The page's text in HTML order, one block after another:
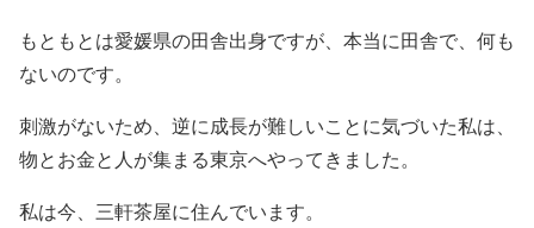
もともとは愛媛県の田舎出身ですが、本当に田舎で、何も
ないのです。
刺激がないため、逆に成長が難しいことに気づいた私は、
物とお金と人が集まる東京へやってきました。
私は今、三軒茶屋に住んでいます。